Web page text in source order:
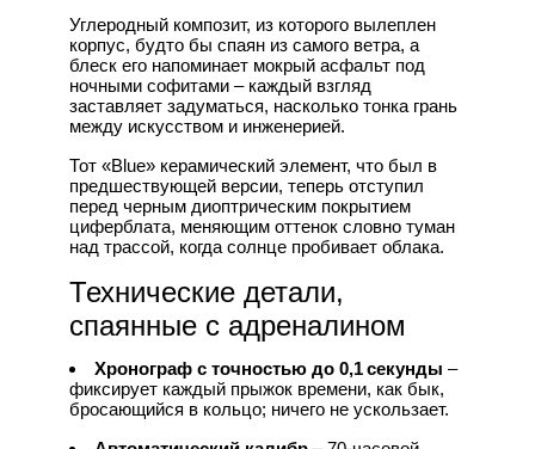
Углеродный композит, из которого вылеплен
корпус, будто бы спаян из самого ветра, а
блеск его напоминает мокрый асфальт под
ночными софитами – каждый взгляд
заставляет задуматься, насколько тонка грань
между искусством и инженерией.
Тот «Blue» керамический элемент, что был в
предшествующей версии, теперь отступил
перед черным диоптрическим покрытием
циферблата, меняющим оттенок словно туман
над трассой, когда солнце пробивает облака.
Технические детали,
спаянные с адреналином
Хронограф с точностью до 0,1 секунды –
фиксирует каждый прыжок времени, как бык,
бросающийся в кольцо; ничего не ускользает.